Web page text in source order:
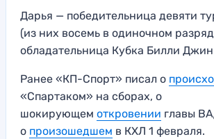
Дарья — победительница девяти
(из них восемь в одиночном
обладательница Кубка Билли
Ранее «КП-Спорт» писал о
«Спартаком» на сборах, о
шокирующем откровении главы
о произошедшем в КХЛ 1 февраля.